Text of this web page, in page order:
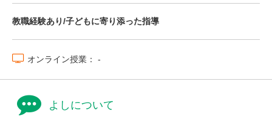
教職経験あり/子どもに寄り添った指導
オンライン授業： -
よしについて